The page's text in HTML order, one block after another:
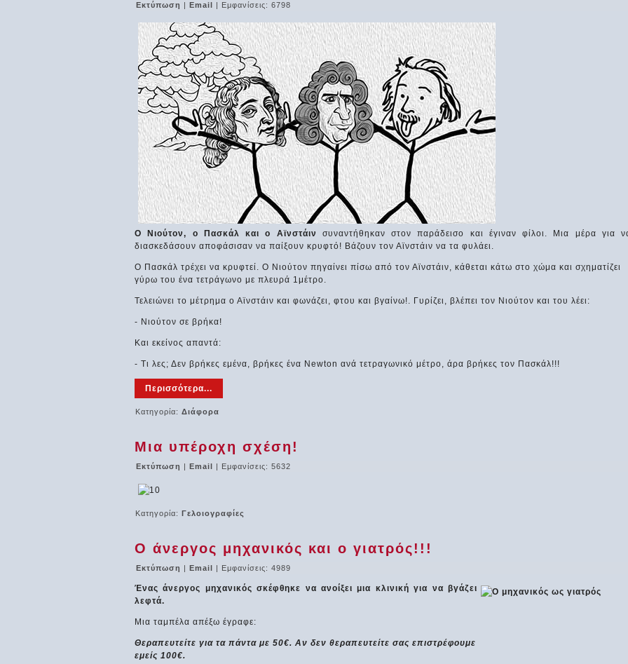
Εκτύπωση | Email | Εμφανίσεις: 6798
Ο Νιούτον, ο Πασκάλ και ο Αϊνστάιν
συναντήθηκαν στον παράδεισο και έγιναν φίλοι. Μια μέρα για
διασκεδάσουν αποφάσισαν να παίξουν κρυφτό! Βάζουν τον Αϊνστάιν να τα φυλάει.
Ο Πασκάλ τρέχει να κρυφτεί. Ο Νιούτον πηγαίνει πίσω από τον Αϊνστάιν, κάθεται κάτω στο χώμα και σχηματίζει
γύρω του ένα τετράγωνο με πλευρά 1μέτρο.
Τελειώνει το μέτρημα ο Αϊνστάιν και φωνάζει, φτου και βγαίνω!. Γυρίζει, βλέπει τον Νιούτον και του λέει:
- Νιούτον σε βρήκα!
Και εκείνος απαντά:
- Τι λες; Δεν βρήκες εμένα, βρήκες ένα Newton ανά τετραγωνικό μέτρο, άρα βρήκες τον Πασκάλ!!!
Περισσότερα...
Κατηγορία: Διάφορα
Μια υπέροχη σχέση!
Εκτύπωση | Email | Εμφανίσεις: 5632
Κατηγορία: Γελοιογραφίες
Ο άνεργος μηχανικός και ο γιατρός!!!
Εκτύπωση | Email | Εμφανίσεις: 4989
Ένας άνεργος μηχανικός σκέφθηκε να ανοίξει μια κλινική για να βγάζει
λεφτά.
Μια ταμπέλα απέξω έγραφε:
Θεραπευτείτε για τα πάντα με 50€. Αν δεν θεραπευτείτε σας επιστρέφουμε
εμείς 100€.